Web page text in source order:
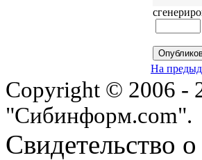
На
Copyright © 2006 -
"Сибинформ.com".
Свидетельство